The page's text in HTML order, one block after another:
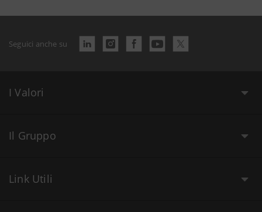
Seguici anche su
I Valori
Il Gruppo
Link Utili